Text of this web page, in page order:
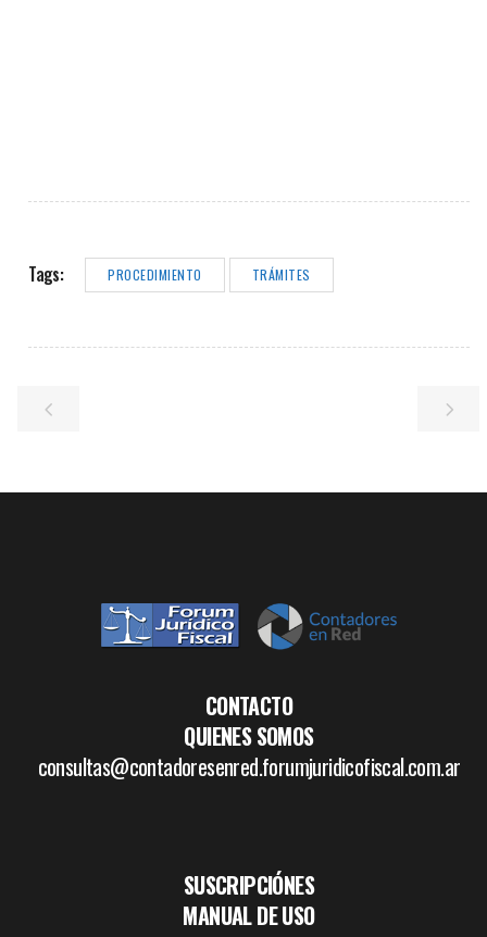
Tags: PROCEDIMIENTO TRÁMITES
CONTACTO
QUIENES SOMOS
consultas@contadoresenred.forumjuridicofiscal.com.ar
SUSCRIPCIÓNES
MANUAL DE USO